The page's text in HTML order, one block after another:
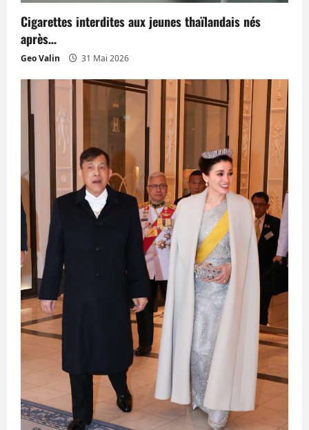
Cigarettes interdites aux jeunes thaïlandais nés
après…
Geo Valin 31 Mai 2026